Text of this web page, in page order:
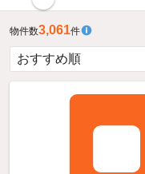
物件数3,061件